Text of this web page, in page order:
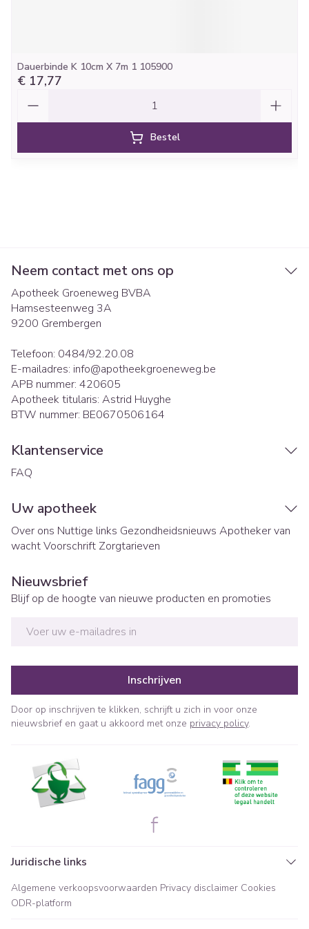
Dauerbinde K 10cm X 7m 1 105900
€ 17,77
Bestel
Neem contact met ons op
Apotheek Groeneweg BVBA
Hamsesteenweg 3A
9200 Grembergen
Telefoon: 0484/92.20.08
E-mailadres: info@apotheekgroeneweg.be
APB nummer: 420605
Apotheek titularis: Astrid Huyghe
BTW nummer: BE0670506164
Klantenservice
FAQ
Uw apotheek
Over ons Nuttige links Gezondheidsnieuws Apotheker van
wachtVoorschrift Zorgtarieven
Nieuwsbrief
Blijf op de hoogte van nieuwe producten en promoties
Inschrijven
Door op inschrijven te klikken, schrijft u zich in voor onze
nieuwsbrief en gaat u akkoord met onze privacy policy.
Juridische links
Algemene verkoopsvoorwaarden Privacy disclaimer Cookies
ODR-platform